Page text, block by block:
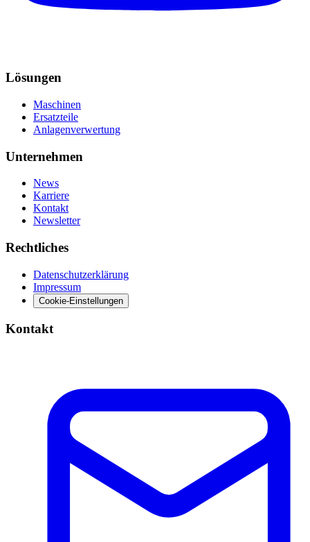
Lösungen
Maschinen
Ersatzteile
Anlagenverwertung
Unternehmen
News
Karriere
Kontakt
Newsletter
Rechtliches
Datenschutzerklärung
Impressum
Cookie-Einstellungen
Kontakt